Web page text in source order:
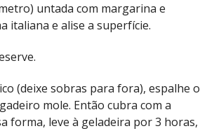
untada com margarina e
italiana e alise a superfície.
(deixe sobras para fora), espalhe o
mole. Então cubra com a
forma, leve à geladeira por 3 horas,